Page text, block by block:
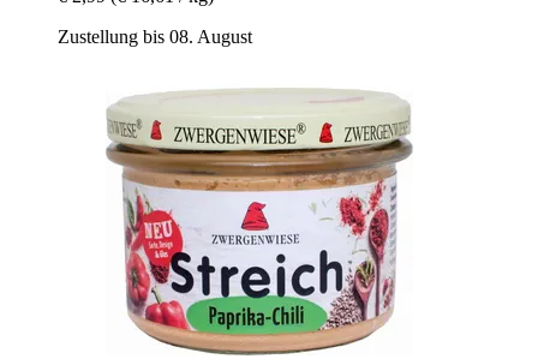
Zustellung bis 08. August